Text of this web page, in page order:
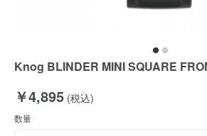
Knog BLINDER MINI SQUARE
￥4,895 (税込)
数量